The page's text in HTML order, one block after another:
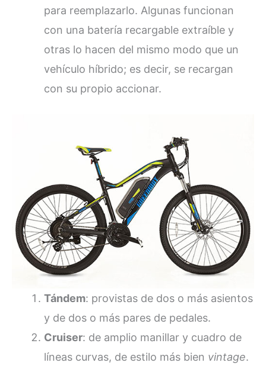
para reemplazarlo. Algunas funcionan
con una batería recargable extraíble y
otras lo hacen del mismo modo que un
vehículo híbrido; es decir, se recargan
con su propio accionar.
Tándem: provistas de dos o más asientos
y de dos o más pares de pedales.
Cruiser: de amplio manillar y cuadro de
líneas curvas, de estilo más bien vintage.